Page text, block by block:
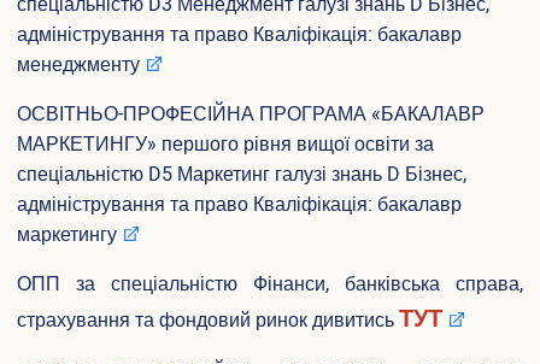
Аспіранту і докторанту
Загальна інформація
Інформація про вступ до аспірантури та докторантури
Інформаційний пакет підготовки докторів філософії та
докторів наук
Вибіркові дисципліни
Педагогічна практика аспірантів
Дисертаційні дослідження, що виконуються
Перелік корисних посилань
Відповідність тем дисертацій аспірантів напрямам наукових
досліджень наукових керівників
Результати вступних випробувань
адміністрування та право Кваліфікація: бакалавр
менеджменту
ОСВІТНЬО-ПРОФЕСІЙНА ПРОГРАМА «БАКАЛАВР
МАРКЕТИНГУ» першого рівня вищої освіти за
спеціальністю D5 Маркетинг галузі знань D Бізнес,
адміністрування та право Кваліфікація: бакалавр
маркетингу
ОПП за спеціальністю Фінанси, банківська справа,
страхування та фондовий ринок дивитисьТУТ